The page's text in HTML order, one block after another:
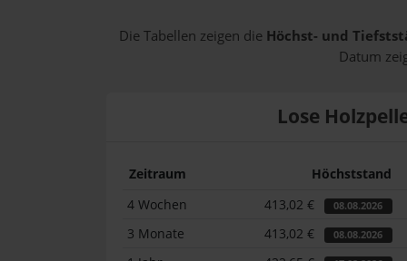
Die Tabellen zeigen die Höchst- und
Datum
Lose
Zeitraum Höchststand
4 Wochen
413,02 € 08.08.2026
3 Monate 413,02 € 08.08.2026